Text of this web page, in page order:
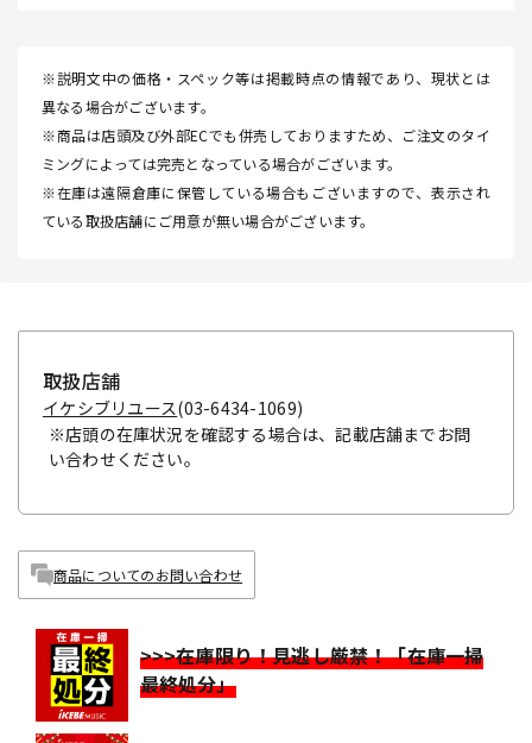
※説明文中の価格・スペック等は掲載時点の情報であり、現状とは
異なる場合がございます。
※商品は店頭及び外部ECでも併売しておりますため、ご注文のタイ
ミングによっては完売となっている場合がございます。
※在庫は遠隔倉庫に保管している場合もございますので、表示され
ている取扱店舗にご用意が無い場合がございます。
取扱店舗
イケシブリユース(03-6434-1069)
※店頭の在庫状況を確認する場合は、記載店舗までお問
い合わせください。
商品についてのお問い合わせ
>>>在庫限り！見逃し厳禁！「在庫一掃
最終処分」